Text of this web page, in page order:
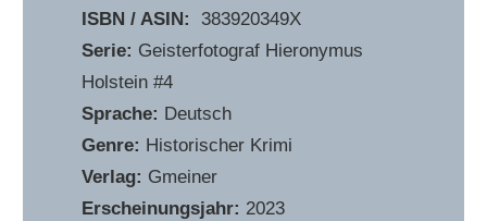
ISBN / ASIN:
‎ 383920349X
Serie: Geisterfotograf Hieronymus
Holstein #4
Sprache: Deutsch
Genre: Historischer Krimi
Verlag: Gmeiner
Erscheinungsjahr: 2023